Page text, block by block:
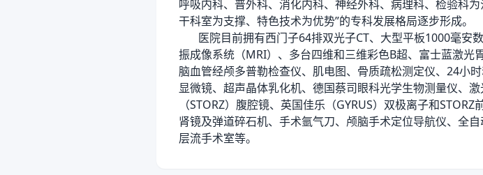
呼吸内科、普外科、消化内科、神经外科、病理科、检验科
干科室为支撑、特色技术为优势”的专科发展格局逐步形成。
医院目前拥有西门子64排双光子CT、大型平板1000毫安
振成像系统（MRI）、多台四维和三维彩色B超、富士蓝激光
脑血管经颅多普勒检查仪、肌电图、骨质疏松测定仪、24小
显微镜、超声晶体乳化机、德国蔡司眼科光学生物测量仪、
（STORZ）腹腔镜、英国佳乐（GYRUS）双极离子和
肾镜及弹道碎石机、手术氩气刀、颅脑手术定位导航仪、全
层流手术室等。